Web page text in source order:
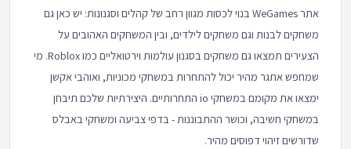
אתר WeGames בנוי לכסות מגוון רחב של קהלים וסגנונות: יש כאן גם
משחקים לבנות וגם משחקים לילדים, ובין המשחקים האהובים על
הצעירים תמצאו גם משחקים בסגנון עולמות וירטואליים כמו Roblox. מי
שמחפש אתגר מהיר יכול להתחרות במשחקי מכוניות, ואוהבי אקשן
ימצאו את מקומם במשחקי io התחרותיים. היצירתיות שלכם תיבחן
במשחקי חשיבה, וכושר ההתבוננות - בדפי צביעה ומשחקי באבלס
שדורשים זיהוי דפוסים מהיר.